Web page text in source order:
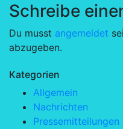
Schreibe
Du musst angemeldet
abzugeben.
Kategorien
Allgemein
Nachrichten
Pressemitteilungen